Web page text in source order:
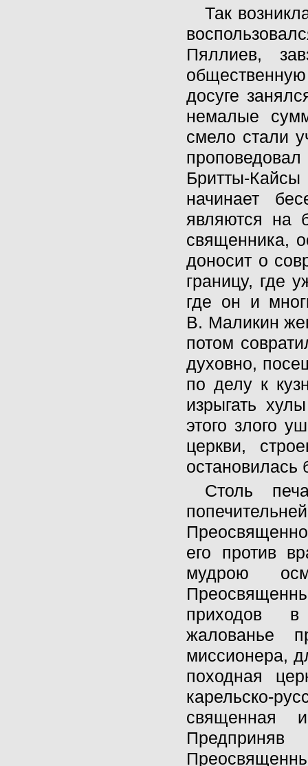
Так
Пяллиев,
досуге
немалые
смело стали
Бритты-
начинает
являются на
священника,
доносит о
границу, где
где он и
В. Маликин
потом
духовно,
по делу к
изрыгать
этого злого
церкви,
остановилась
Столь
его против
мудрою
приходов в
жалованье
миссионера,
походная
карельско-
священная